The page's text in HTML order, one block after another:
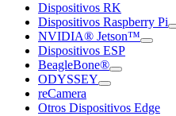
Dispositivos RK
Dispositivos Raspberry Pi
NVIDIA® Jetson™
Dispositivos ESP
BeagleBone®
ODYSSEY
reCamera
Otros Dispositivos Edge